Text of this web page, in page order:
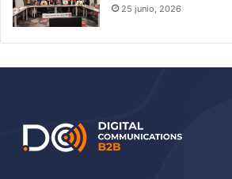
25 junio, 2026